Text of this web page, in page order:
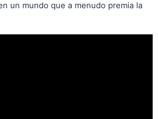
un mundo que a menudo premia la